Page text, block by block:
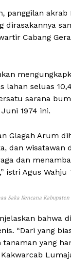
panggilan
dirasakannya
Cabang
lahan seluas
sarana
1974 ini.
Glagah Arum
dan
dan
istri Agus Wahju
Saka Kencana
bahwa
“Dari yang
yang
Kakwarcab